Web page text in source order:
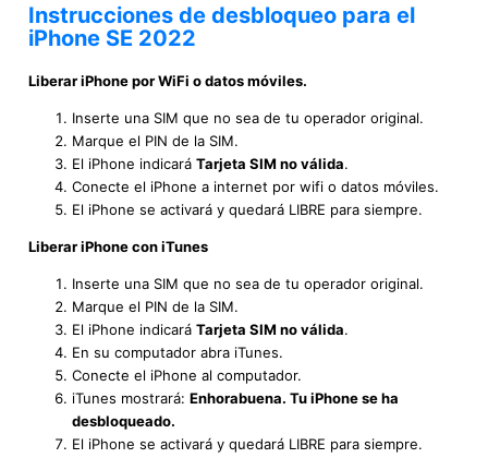
Instrucciones de desbloqueo para el
iPhone SE 2022
Liberar iPhone por WiFi o datos móviles.
Inserte una SIM que no sea de tu operador original.
Marque el PIN de la SIM.
El iPhone indicará Tarjeta SIM no válida.
Conecte el iPhone a internet por wifi o datos móviles.
El iPhone se activará y quedará LIBRE para siempre.
Liberar iPhone con iTunes
Inserte una SIM que no sea de tu operador original.
Marque el PIN de la SIM.
El iPhone indicará Tarjeta SIM no válida.
En su computador abra iTunes.
Conecte el iPhone al computador.
iTunes mostrará: Enhorabuena. Tu iPhone se ha
desbloqueado.
El iPhone se activará y quedará LIBRE para siempre.